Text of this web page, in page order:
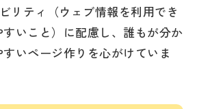
リティ（ウェブ情報を利用でき
いこと）に配慮し、誰もが分か
いページ作りを心がけていま